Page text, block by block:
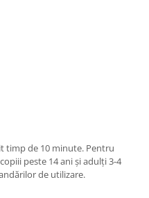
timp de 10 minute. Pentru
peste 14 ani și adulți 3-4
de utilizare.